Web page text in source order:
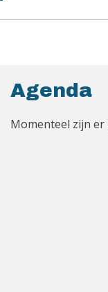
Agenda
Momenteel zijn er